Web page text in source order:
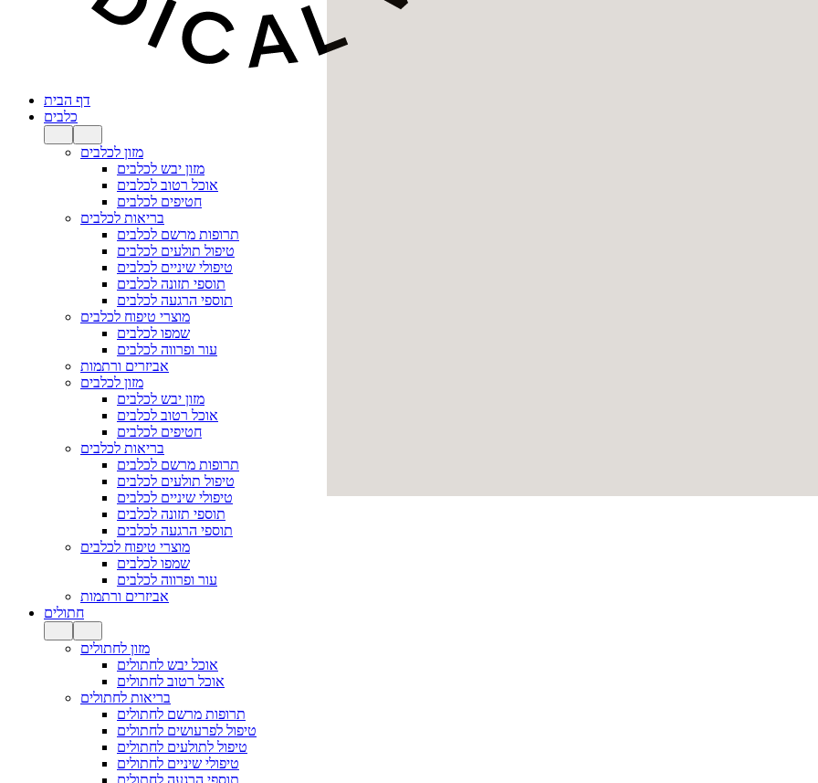
דף הבית
כלבים
מזון לכלבים
מזון יבש לכלבים
אוכל רטוב לכלבים
חטיפים לכלבים
בריאות לכלבים
תרופות מרשם לכלבים
טיפול תולעים לכלבים
טיפולי שיניים לכלבים
תוספי תזונה לכלבים
תוספי הרגעה לכלבים
מוצרי טיפוח לכלבים
שמפו לכלבים
עור ופרווה לכלבים
אביזרים ורתמות
מזון לכלבים
מזון יבש לכלבים
אוכל רטוב לכלבים
חטיפים לכלבים
בריאות לכלבים
תרופות מרשם לכלבים
טיפול תולעים לכלבים
טיפולי שיניים לכלבים
תוספי תזונה לכלבים
תוספי הרגעה לכלבים
מוצרי טיפוח לכלבים
שמפו לכלבים
עור ופרווה לכלבים
אביזרים ורתמות
חתולים
מזון לחתולים
אוכל יבש לחתולים
אוכל רטוב לחתולים
בריאות לחתולים
תרופות מרשם לחתולים
טיפול לפרעושים לחתולים
טיפול לתולעים לחתולים
טיפולי שיניים לחתולים
תוספי הרגעה לחתולים